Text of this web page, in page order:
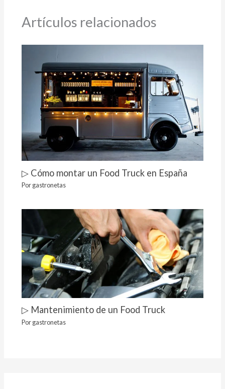
Artículos relacionados
▷ Cómo montar un Food Truck en España
Porgastronetas
▷ Mantenimiento de un Food Truck
Porgastronetas